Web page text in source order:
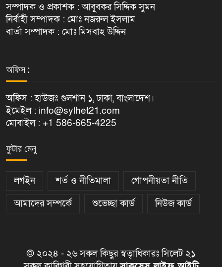
সম্পাদক ও প্রকাশক : আবুবকর সিদ্দিক সুমন
নির্বাহী সম্পাদক : মোঃ নজরুল ইসলাম
বার্তা সম্পাদক : মোঃ মিসবাহ উদ্দিন
অফিস :
অফিস : হাউজঃ গুলশান ১, ঢাকা, বাংলাদেশ।
ইমেইল : info@sylhet21.com
মোবাইল : +1 586-665-4225
ফুটার মেনু
লগইন শর্ত ও নীতিমালা
গোপনীয়তা নীতি
আমাদের সম্পর্কে
শুভেচ্ছা কার্ড নিউজ কার্ড
© ২০২৪ - ২৬ সকল কিছুর স্বত্বাধিকারঃ সিলেট ২১